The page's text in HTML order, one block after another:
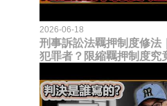
2026-06-18
刑事訴訟法羈押制度修法
犯罪者？限縮羈押制度究